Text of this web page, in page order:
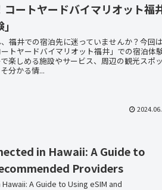
コートヤードバイマリオット福
福井での宿泊先に迷っていませんか？今回は
トヤードバイマリオット福井」での宿泊体
楽しめる施設やサービス、周辺の観光スポ
分かる情...
in Hawaii: A Guide to
Providers
A Guide to Using eSIM and